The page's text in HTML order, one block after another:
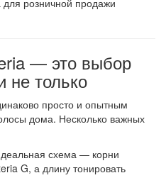
для розничной продажи
— это выбор
не только
просто и опытным
дома. Несколько важных
схема — корни
G, а длину тонировать